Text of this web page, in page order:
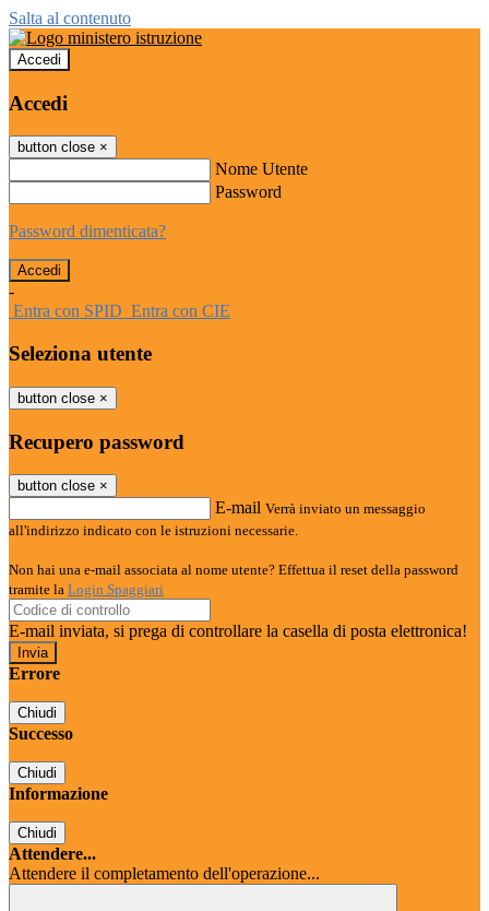
Salta al contenuto
Accedi
Accedi
button close ×
Nome Utente
Password
Password dimenticata?
-
Entra con SPID Entra con CIE
Seleziona utente
button close ×
Recupero password
button close ×
E-mail Verrà inviato un messaggio
all'indirizzo indicato con le istruzioni necessarie.
Non hai una e-mail associata al nome utente? Effettua il reset della password
tramite la Login Spaggiari
E-mail inviata, si prega di controllare la casella di posta elettronica!
Errore
Chiudi
Successo
Chiudi
Informazione
Chiudi
Attendere...
Attendere il completamento dell'operazione...